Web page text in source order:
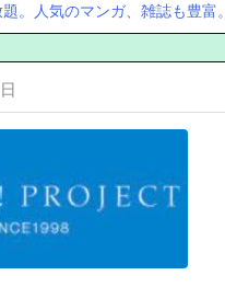
。人気のマンガ、雑誌も豊富。